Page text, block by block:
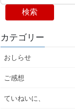
検索
カテゴリー
おしらせ
ご感想
ていねいに、